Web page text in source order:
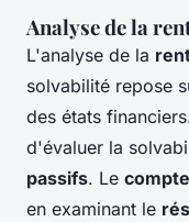
Analyse de la
L'analyse de la
solvabilité repose
des états
d'évaluer la
passifs. Le
en examinant le